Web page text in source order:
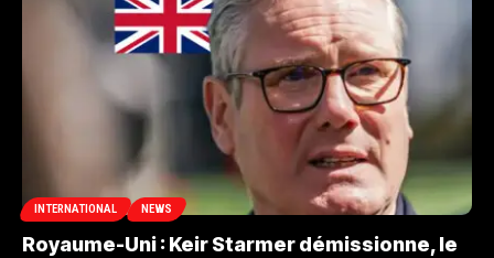
INTERNATIONAL NEWS
Royaume-Uni : Keir Starmer démissionne, le